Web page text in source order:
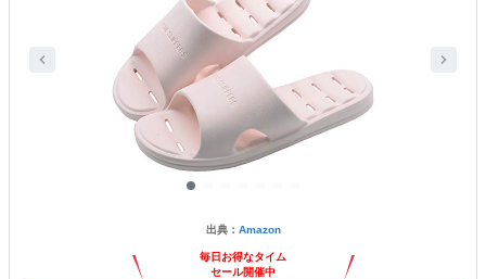
出典： Amazon
毎日お得なタイム
セール開催中